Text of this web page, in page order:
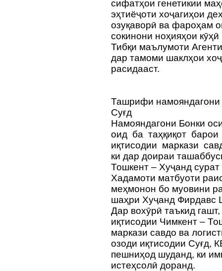
сифатҳои генетикии
эҳтиёҷоти хоҷагиҳои
озуқаворӣ ва фароҳам
сокинони ноҳияҳои
Тибқи маълумоти
дар тамоми шаклҳои
расидааст.
Ташрифи намояндагони
Суғд
Намояндагони Бонки
оид ба таҳқиқот барои
иқтисодии маркази
ки дар доираи
Тошкент – Хуҷанд
Хадамоти матбуоти
меҳмонон бо муовини
шаҳри Хуҷанд Фирдавс
Дар вохӯрӣ таъкид
иқтисодии Чимкент –
маркази савдо ва
озоди иқтисодии Суғд,
пешниҳод шуданд, ки
истеҳсолӣ доранд.